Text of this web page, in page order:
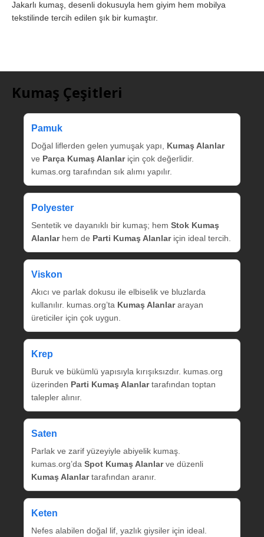
Jakarlı kumaş, desenli dokusuyla hem giyim hem mobilya
tekstilinde tercih edilen şık bir kumaştır.
Kumaş Çeşitleri
Pamuk
Doğal liflerden gelen yumuşak yapı, Kumaş Alanlar
ve Parça Kumaş Alanlariçin çok değerlidir.
kumas.org tarafından sık alımı yapılır.
Polyester
Sentetik ve dayanıklı bir kumaş; hem Stok Kumaş
Alanlarhem de Parti Kumaş Alanlariçin ideal tercih.
Viskon
Akıcı ve parlak dokusu ile elbiselik ve bluzlarda
kullanılır. kumas.org’ta Kumaş Alanlararayan
üreticiler için çok uygun.
Krep
Buruk ve bükümlü yapısıyla kırışıksızdır. kumas.org
üzerinden Parti Kumaş Alanlartarafından toptan
talepler alınır.
Saten
Parlak ve zarif yüzeyiyle abiyelik kumaş.
kumas.org’da Spot Kumaş Alanlarve düzenli
Kumaş Alanlartarafından aranır.
Keten
Nefes alabilen doğal lif, yazlık giysiler için ideal.